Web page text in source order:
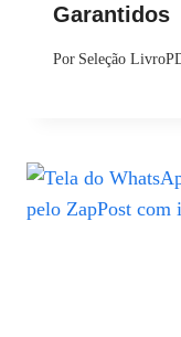
Garantidos
Por Seleção